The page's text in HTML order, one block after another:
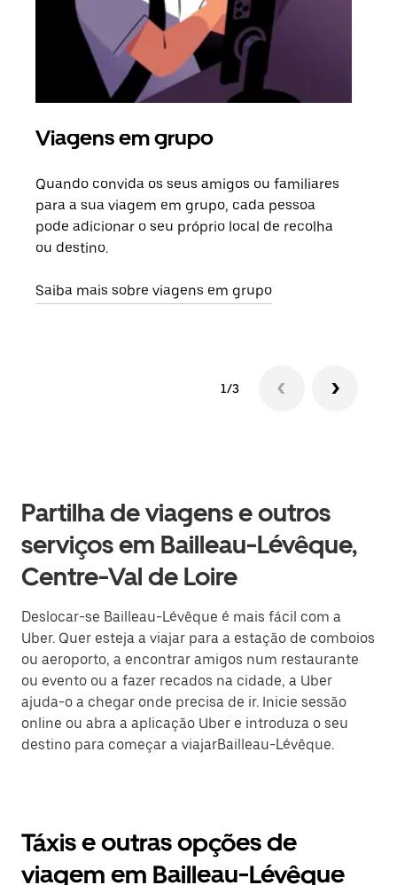
Viagens em grupo
Quando convida os seus amigos ou familiares
para a sua viagem em grupo, cada pessoa
pode adicionar o seu próprio local de recolha
ou destino.
Saiba mais sobre viagens em grupo
1/3
Partilha de viagens e outros
serviços em Bailleau-Lévêque,
Centre-Val de Loire
Deslocar-se Bailleau-Lévêque é mais fácil com a
Uber. Quer esteja a viajar para a estação de comboios
ou aeroporto, a encontrar amigos num restaurante
ou evento ou a fazer recados na cidade, a Uber
ajuda-o a chegar onde precisa de ir. Inicie sessão
online ou abra a aplicação Uber e introduza o seu
destino para começar a viajarBailleau-Lévêque.
Táxis e outras opções de
viagem em Bailleau-Lévêque